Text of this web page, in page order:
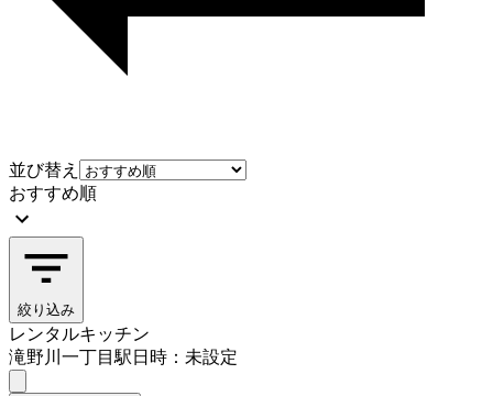
並び替え
おすすめ順
絞り込み
レンタルキッチン
滝野川一丁目駅日時：未設定